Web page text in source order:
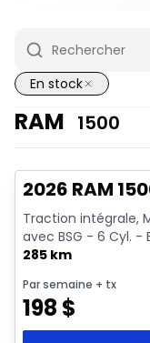
En stock
RAM 1500
En stock
2026 RAM
Traction intégrale,
avec BSG - 6 Cyl. -
285 km
Par semaine + tx
198 $